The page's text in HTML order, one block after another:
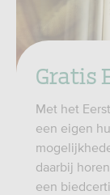
Gratis
Met het
een eigen
daarbij
een